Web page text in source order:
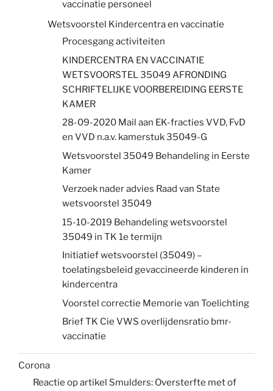
vaccinatie personeel
Wetsvoorstel Kindercentra en vaccinatie
Procesgang activiteiten
KINDERCENTRA EN VACCINATIE
WETSVOORSTEL 35049 AFRONDING
SCHRIFTELIJKE VOORBEREIDING EERSTE
KAMER
28-09-2020 Mail aan EK-fracties VVD, FvD
en VVD n.a.v. kamerstuk 35049-G
Wetsvoorstel 35049 Behandeling in Eerste
Kamer
Verzoek nader advies Raad van State
wetsvoorstel 35049
15-10-2019 Behandeling wetsvoorstel
35049 in TK 1e termijn
Initiatief wetsvoorstel (35049) –
toelatingsbeleid gevaccineerde kinderen in
kindercentra
Voorstel correctie Memorie van Toelichting
Brief TK Cie VWS overlijdensratio bmr-
vaccinatie
Corona
Reactie op artikel Smulders: Oversterfte met of